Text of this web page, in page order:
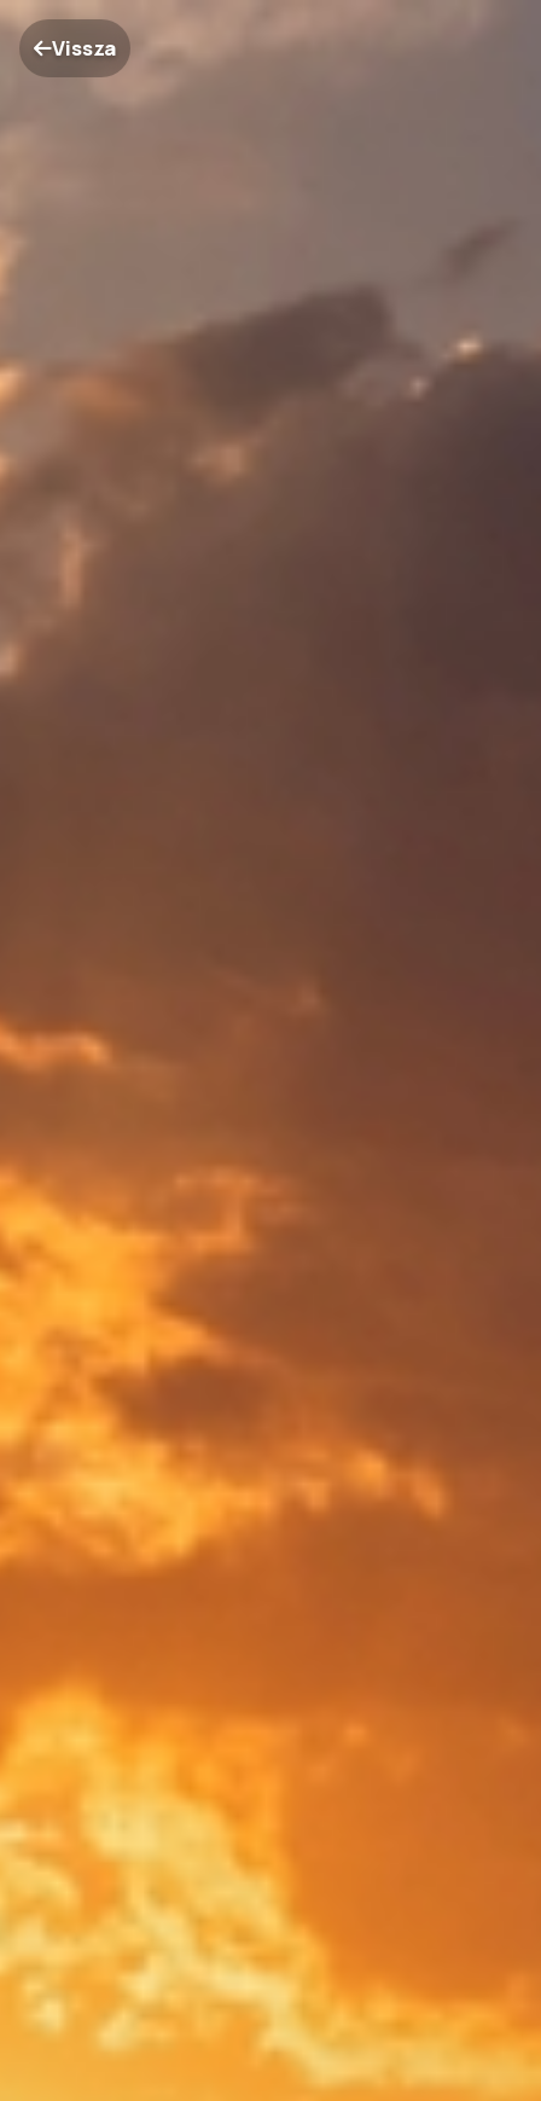
Vissza